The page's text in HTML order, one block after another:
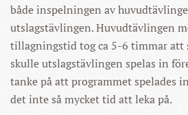
både inspelningen av
utslagstävlingen. Huvudtävlingen
tillagningstid tog ca 5-6 timmar att
skulle utslagstävlingen spelas in
tanke på att programmet spelades
det inte så mycket tid att leka på.